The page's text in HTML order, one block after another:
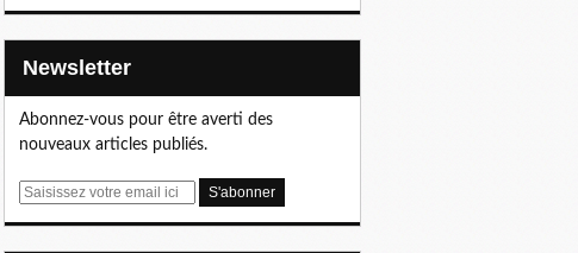
Newsletter
Abonnez-vous pour être averti des
nouveaux articles publiés.
E